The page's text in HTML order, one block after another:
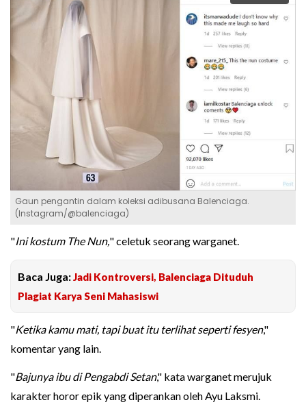
Gaun pengantin dalam koleksi adibusana Balenciaga.
(Instagram/@balenciaga)
"Ini kostum The Nun," celetuk seorang warganet.
Baca Juga:Jadi Kontroversi, Balenciaga Dituduh
Plagiat Karya Seni Mahasiswi
"Ketika kamu mati, tapi buat itu terlihat seperti fesyen,"
komentar yang lain.
"Bajunya ibu di Pengabdi Setan," kata warganet merujuk
karakter horor epik yang diperankan oleh Ayu Laksmi.